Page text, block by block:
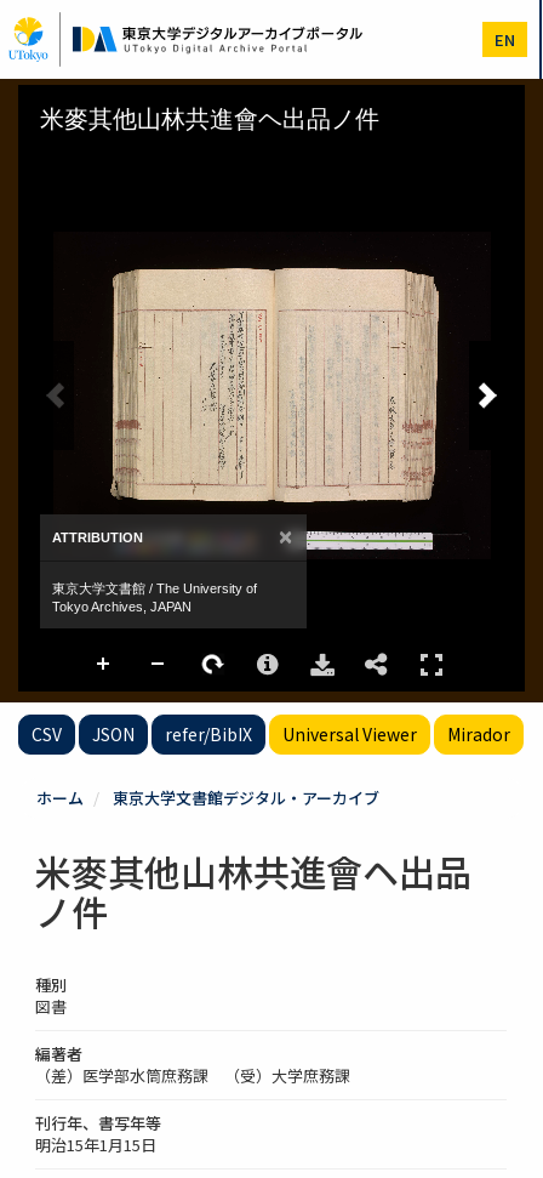
イ
ン
コ
EN
CSV JSON refer/BibIX Universal Viewer Mirador
ホーム 東京大学文書館デジタル・アーカイブ
米麥其他山林共進會ヘ出品
ノ件
種別
図書
編著者
（差）医学部水筒庶務課 （受）大学庶務課
刊行年、書写年等
明治15年1月15日